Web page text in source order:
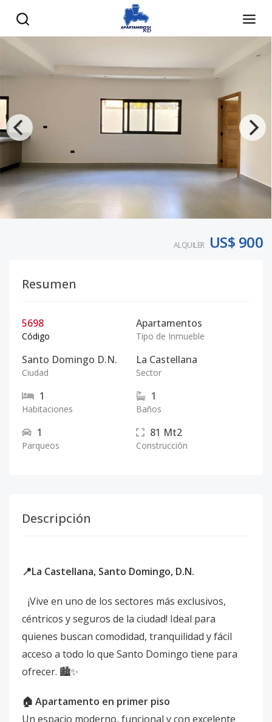
ALQUILER US$ 900
Resumen
5698
Código
Apartamentos
Tipo de Inmueble
Santo Domingo D.N.
Ciudad
La Castellana
Sector
1
Habitaciones
1
Baños
1
Parqueos
81 Mt2
Construcción
Descripción
📍La Castellana, Santo Domingo, D.N.
¡Vive en uno de los sectores más exclusivos,
céntricos y seguros de la ciudad! Ideal para
quienes buscan comodidad, tranquilidad y fácil
acceso a todo lo que Santo Domingo tiene para
ofrecer. 🏙️✨
🏠 Apartamento en primer piso
Un espacio moderno, funcional y con excelente